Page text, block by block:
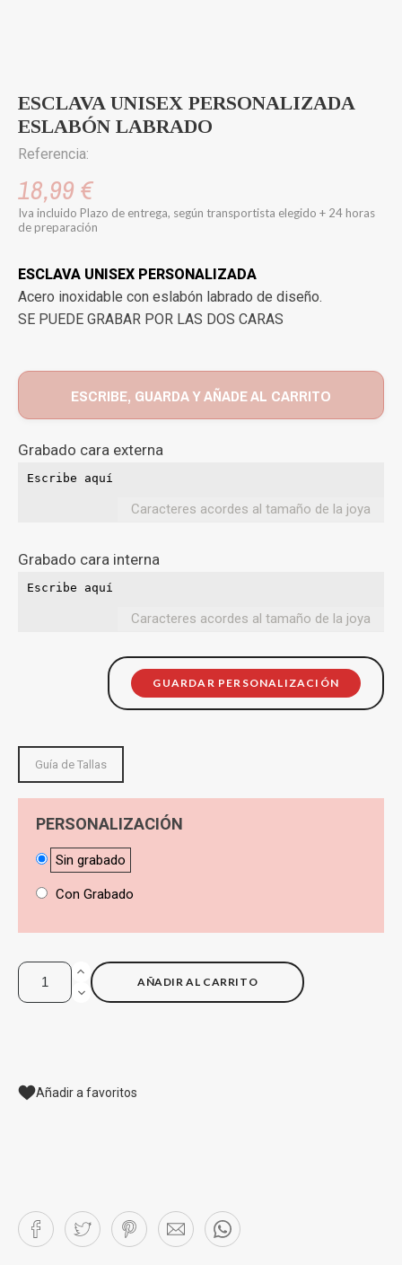
ESCLAVA UNISEX PERSONALIZADA
ESLABÓN LABRADO
Referencia:
18,99 €
Iva incluido Plazo de entrega, según transportista elegido + 24 horas
de preparación
ESCLAVA UNISEX PERSONALIZADA
Acero inoxidable con eslabón labrado de diseño.
SE PUEDE GRABAR POR LAS DOS CARAS
ESCRIBE, GUARDA Y AÑADE AL CARRITO
Grabado cara externa
Caracteres acordes al tamaño de la joya
Grabado cara interna
Caracteres acordes al tamaño de la joya
GUARDAR PERSONALIZACIÓN
Guía de Tallas
PERSONALIZACIÓN
Sin grabado
Con Grabado
AÑADIR AL CARRITO
Añadir a favoritos